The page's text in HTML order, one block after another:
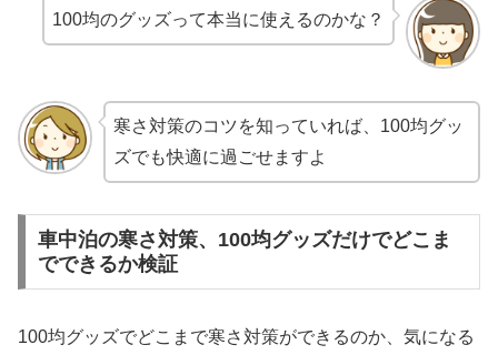
100均のグッズって本当に使えるのかな？
寒さ対策のコツを知っていれば、100均グッ
ズでも快適に過ごせますよ
車中泊の寒さ対策、100均グッズだけでどこま
でできるか検証
100均グッズでどこまで寒さ対策ができるのか、気になる